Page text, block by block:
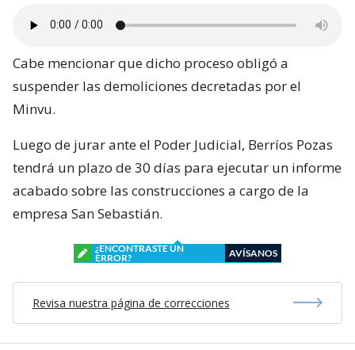
Cabe mencionar que dicho proceso obligó a
suspender las demoliciones decretadas por el
Minvu.
Luego de jurar ante el Poder Judicial, Berríos Pozas
tendrá un plazo de 30 días para ejecutar un informe
acabado sobre las construcciones a cargo de la
empresa San Sebastián.
¿ENCONTRASTE UN
ERROR?
AVÍSANOS
Revisa nuestra página de correcciones